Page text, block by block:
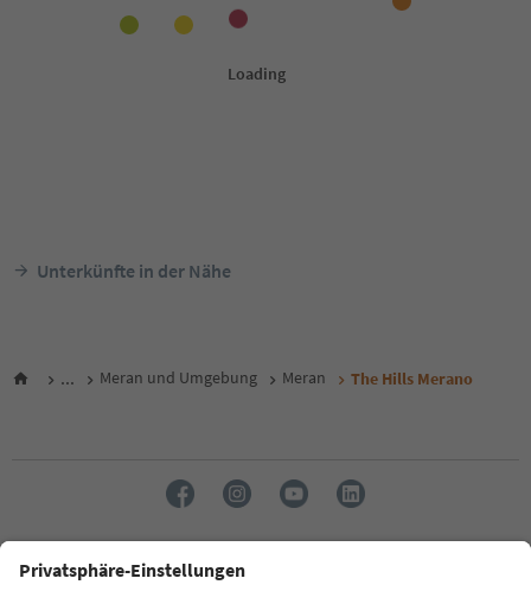
Unterkünfte in der Nähe
... Meran und Umgebung Meran The Hills Merano
Sprache: Deutsch